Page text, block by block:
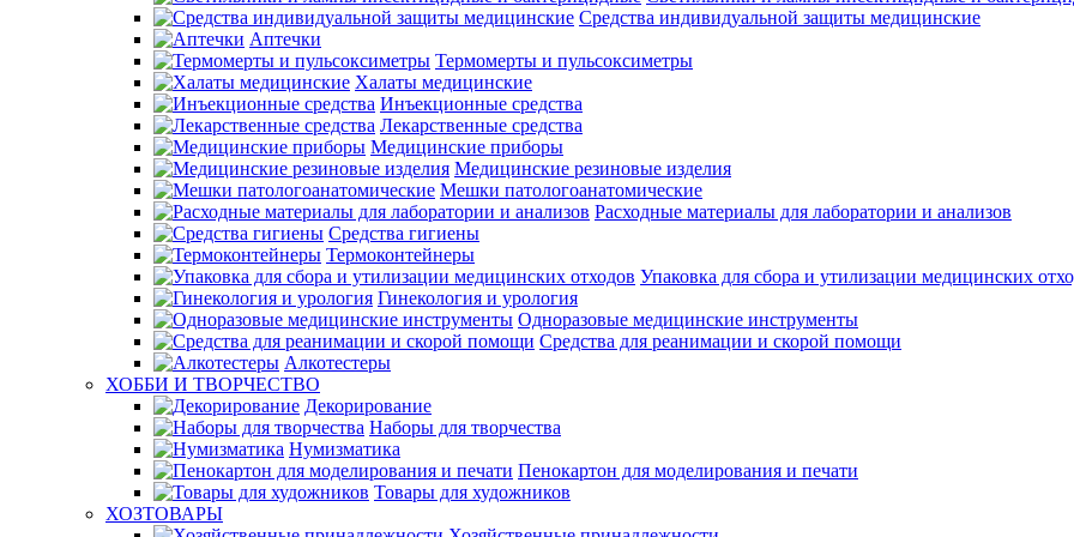
Средства индивидуальной защиты медицинские
Аптечки
Термомерты и пульсоксиметры
Халаты медицинские
Инъекционные средства
Лекарственные средства
Медицинские приборы
Медицинские резиновые изделия
Мешки патологоанатомические
Расходные материалы для лаборатории и анализов
Средства гигиены
Термоконтейнеры
Упаковка для сбора и утилизации медицинских
Гинекология и урология
Одноразовые медицинские инструменты
Средства для реанимации и скорой помощи
Алкотестеры
ХОББИ И ТВОРЧЕСТВО
Декорирование
Наборы для творчества
Нумизматика
Пенокартон для моделирования и печати
Товары для художников
ХОЗТОВАРЫ